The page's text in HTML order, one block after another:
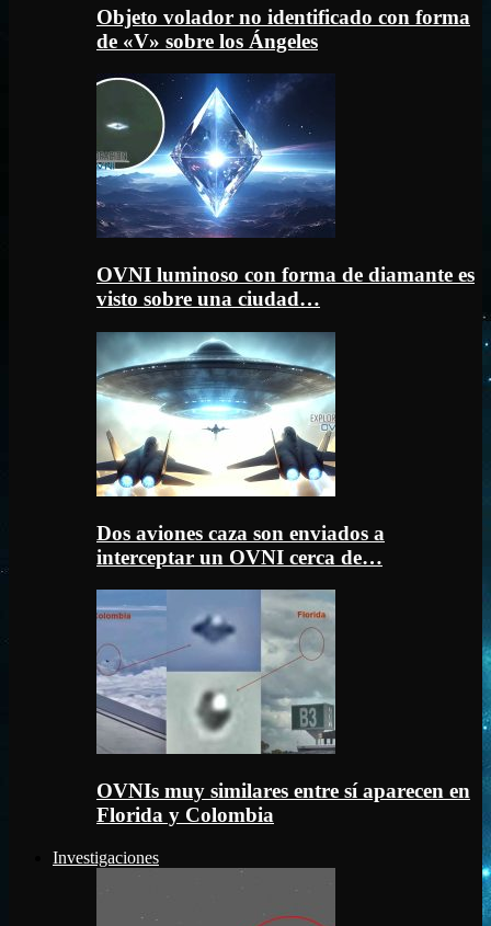
Objeto volador no identificado con forma
de «V» sobre los Ángeles
OVNI luminoso con forma de diamante es
visto sobre una ciudad…
Dos aviones caza son enviados a
interceptar un OVNI cerca de…
OVNIs muy similares entre sí aparecen en
Florida y Colombia
Investigaciones